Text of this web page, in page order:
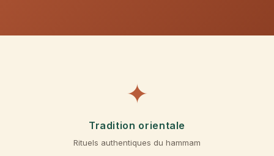
✦
Tradition orientale
Rituels authentiques du hammam